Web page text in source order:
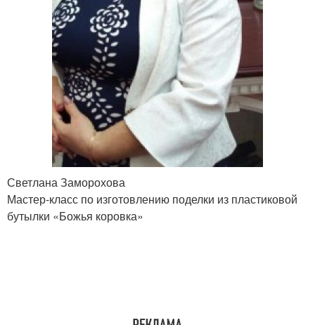
Инструменты для
создания
Веревка из
пластиковой бутылки
Ленты из бутылок Бутылки в канат
Шпагат из пластиковых
бутылок
Светлана Заморохова
Мастер-класс по изготовлению поделки из пластиковой
бутылки «Божья коровка»